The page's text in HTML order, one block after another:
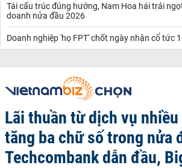
Tái cấu trúc đúng hướng, Nam Hoa hái trái
doanh nửa đầu 2026
Doanh nghiệp 'họ FPT' chốt ngày nhận cổ tức
Lãi thuần từ dịch vụ nhiều
tăng ba chữ số trong nửa
Techcombank dẫn đầu,